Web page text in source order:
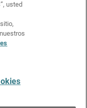
usted